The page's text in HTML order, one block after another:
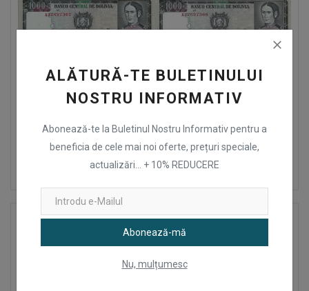
ALĂTURĂ-TE BULETINULUI
NOSTRU INFORMATIV
Abonează-te la Buletinul Nostru Informativ pentru a
beneficia de cele mai noi oferte, prețuri speciale,
actualizări... + 10% REDUCERE
Abonează-mă
Nu, mulțumesc
1982 (25 Iunie), 1,000 pesos bolivianos (P-167a.1) - Bolivia